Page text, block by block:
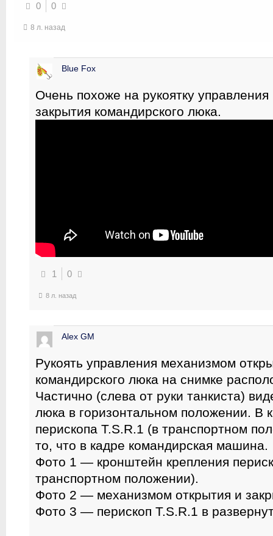
0 0
8 л. назад
Blue Fox
Очень похоже на рукоятку
закрытия командирского люка.
1 0
8 л. назад
Alex GM
Рукоять управления механизмом
командирского люка на снимке
Частично (слева от руки танкиста)
люка в горизонтальном положении. В
перископа T.S.R.1 (в транспортном
то, что в кадре командирская машина.
Фото 1 — кронштейн крепления
транспортном положении).
Фото 2 — механизмом открытия и
Фото 3 — перископ T.S.R.1 в